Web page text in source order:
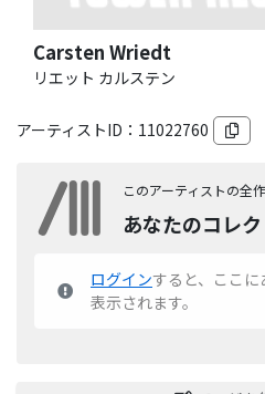
Carsten Wriedt
リエット カルステン
アーティストID： 11022760
このアーティストの全
あなたのコレ
ログインすると、ここ
表示されます。